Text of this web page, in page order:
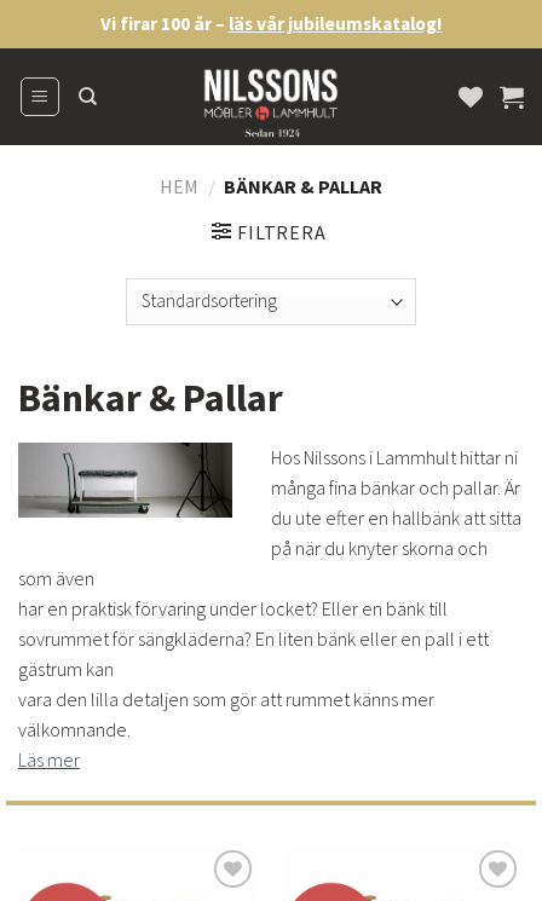
to
content
Vi firar 100 år – läs vår jubileumskatalog!
HEM / BÄNKAR & PALLAR
FILTRERA
Bänkar & Pallar
Hos Nilssons i Lammhult hittar ni
många fina bänkar och pallar. Är
du ute efter en hallbänk att sitta
på när du knyter skorna och
som även
har en praktisk förvaring under locket? Eller en bänk till
sovrummet för sängkläderna? En liten bänk eller en pall i ett
gästrum kan
vara den lilla detaljen som gör att rummet känns mer
välkomnande.
Läs mer